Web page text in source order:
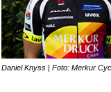
Daniel Knyss | Foto: Merkur